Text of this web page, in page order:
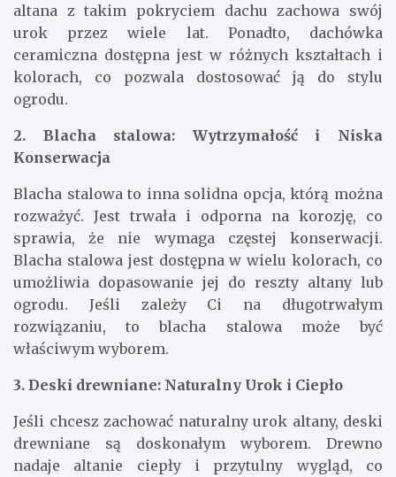
altana z takim pokryciem dachu zachowa swój
urok przez wiele lat. Ponadto, dachówka
ceramiczna dostępna jest w różnych kształtach i
kolorach, co pozwala dostosować ją do stylu
ogrodu.
2. Blacha stalowa: Wytrzymałość i Niska
Konserwacja
Blacha stalowa to inna solidna opcja, którą można
rozważyć. Jest trwała i odporna na korozję, co
sprawia, że nie wymaga częstej konserwacji.
Blacha stalowa jest dostępna w wielu kolorach, co
umożliwia dopasowanie jej do reszty altany lub
ogrodu. Jeśli zależy Ci na długotrwałym
rozwiązaniu, to blacha stalowa może być
właściwym wyborem.
3. Deski drewniane: Naturalny Urok i Ciepło
Jeśli chcesz zachować naturalny urok altany, deski
drewniane są doskonałym wyborem. Drewno
nadaje altanie ciepły i przytulny wygląd, co